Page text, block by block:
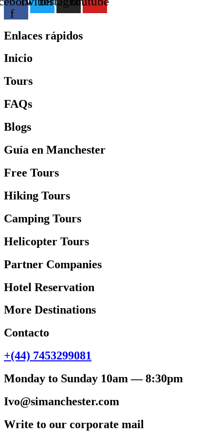
f
Enlaces rápidos
Inicio
Tours
FAQs
Blogs
Guía en Manchester
Free Tours
Hiking Tours
Camping Tours
Helicopter Tours
Partner Companies
Hotel Reservation
More Destinations
Contacto
+(44) 7453299081
Monday to Sunday 10am — 8:30pm
Ivo@simanchester.com
Write to our corporate mail